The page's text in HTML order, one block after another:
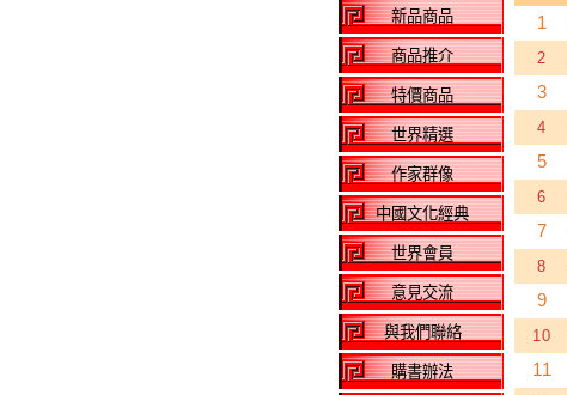
新品商品
商品推介
特價商品
世界精選
作家群像
中國文化經典
世界會員
意見交流
與我們聯絡
購書辦法
1
2
3
4
5
6
7
8
9
10
11